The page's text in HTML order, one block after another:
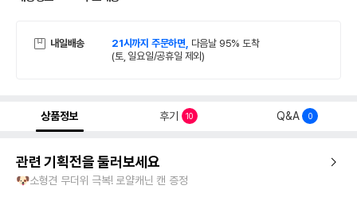
내일배송 21시까지 주문하면, 다음날 95% 도착
(토, 일요일/공휴일 제외)
상품정보 후기 10 Q&A 0
관련 기획전을 둘러보세요
🐶소형견 무더위 극복! 로얄캐닌 캔 증정